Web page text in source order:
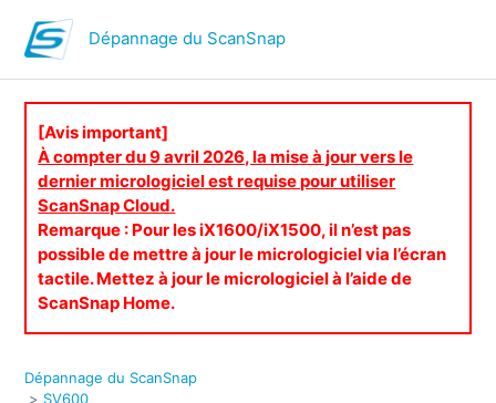
Dépannage du ScanSnap
[Avis important]
À compter du 9 avril 2026, la mise à jour vers le
dernier micrologiciel est requise pour utiliser
ScanSnap Cloud.
Remarque : Pour les iX1600/iX1500, il n’est pas
possible de mettre à jour le micrologiciel via l’écran
tactile. Mettez à jour le micrologiciel à l’aide de
ScanSnap Home.
Dépannage du ScanSnap
SV600